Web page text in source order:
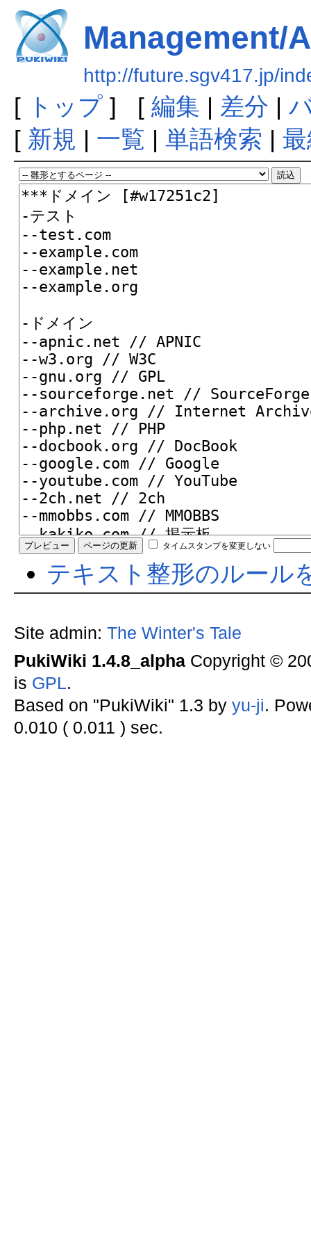
Management/
http://future.sgv417.jp/
[ トップ] [ 編集 | 差分 |
[ 新規 | 一覧 | 単語検索 |
タイムスタンプを変更しない
テキスト整形のルール
Site admin: The Winter's Tale
PukiWiki 1.4.8_alphaCopyright ©
is GPL.
Based on "PukiWiki" 1.3 by yu-ji.
0.010 ( 0.011 ) sec.